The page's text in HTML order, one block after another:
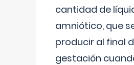
cantidad de
amniótico, que
producir al final
gestación